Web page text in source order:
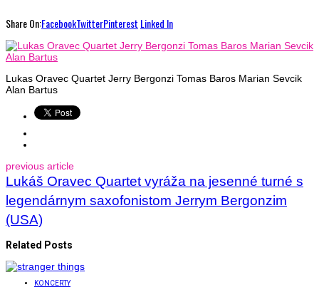
Share On:FacebookTwitterPinterest Linked In
Lukas Oravec Quartet Jerry Bergonzi Tomas Baros Marian Sevcik
Alan Bartus
previous article
Lukáš Oravec Quartet vyráža na jesenné turné s
legendárnym saxofonistom Jerrym Bergonzim
(USA)
Related Posts
KONCERTY